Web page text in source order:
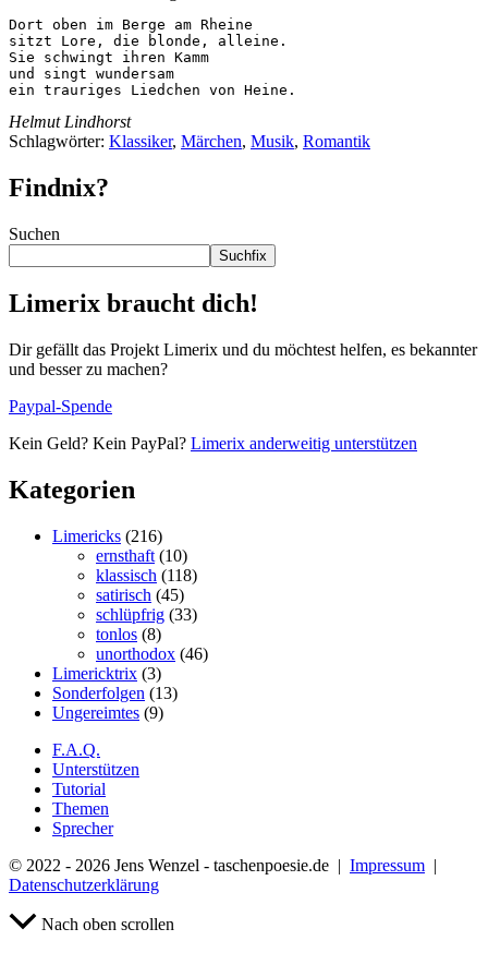
Dort oben im Berge am Rheine
sitzt Lore, die blonde, alleine.
Sie schwingt ihren Kamm
und singt wundersam
ein trauriges Liedchen von Heine.
Helmut Lindhorst
Schlagwörter: Klassiker, Märchen, Musik, Romantik
Findnix?
Suchen
Suchfix
Limerix braucht dich!
Dir gefällt das Projekt Limerix und du möchtest helfen, es bekannter
und besser zu machen?
Paypal-Spende
Kein Geld? Kein PayPal? Limerix anderweitig unterstützen
Kategorien
Limericks (216)
ernsthaft (10)
klassisch (118)
satirisch (45)
schlüpfrig (33)
tonlos (8)
unorthodox (46)
Limericktrix (3)
Sonderfolgen (13)
Ungereimtes (9)
F.A.Q.
Unterstützen
Tutorial
Themen
Sprecher
© 2022 - 2026 Jens Wenzel - taschenpoesie.de | Impressum |
Datenschutzerklärung
Nach oben scrollen